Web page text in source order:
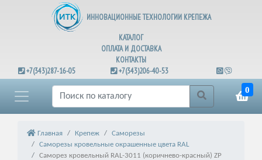
ИННОВАЦИОННЫЕ ТЕХНОЛОГИИ КРЕПЕЖА
КАТАЛОГ
ОПЛАТА И ДОСТАВКА
КОНТАКТЫ
+7(343)287-16-05
+7(343)206-40-53
0
Главная Крепеж
Саморезы
Саморезы кровельные окрашенные цвета RAL
Саморез кровельный RAL-3011 (коричнево-красный) ZP